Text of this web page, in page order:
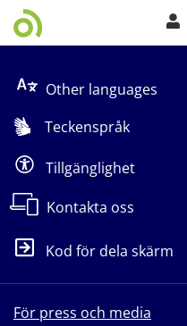
Other languages
Teckenspråk
Tillgänglighet
Kontakta oss
Kod för dela skärm
För press och media